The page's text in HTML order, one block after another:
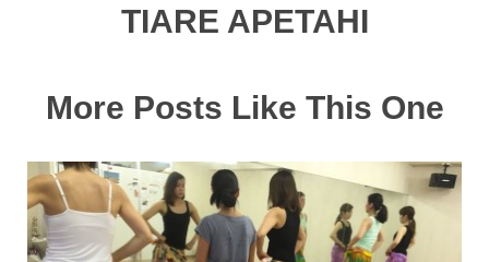
TIARE APETAHI
More Posts Like This One